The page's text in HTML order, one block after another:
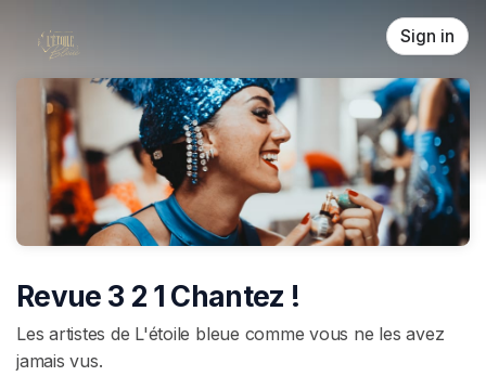
Sign in
Revue 3 2 1 Chantez !
Les artistes de L'étoile bleue comme vous ne les avez
jamais vus.